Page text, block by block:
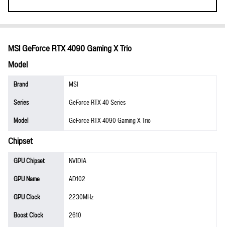
MSI GeForce RTX 4090 Gaming X Trio
Model
Brand
MSI
Series
GeForce RTX 40 Series
Model
GeForce RTX 4090 Gaming X Trio
Chipset
GPU Chipset
NVIDIA
GPU Name
AD102
GPU Clock
2230MHz
Boost Clock
2610